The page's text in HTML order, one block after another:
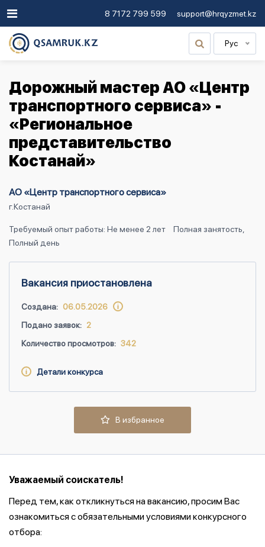
8 7172 799 599 support@hrqyzmet.kz
Рус
Дорожный мастер АО «Центр
транспортного сервиса» -
«Региональное
представительство
Костанай»
АО «Центр транспортного сервиса»
г.Костанай
Требуемый опыт работы: Не менее 2 лет
Полная занятость,
Полный день
Вакансия приостановлена
Создана: 06.05.2026
Подано заявок: 2
Количество просмотров: 342
Детали конкурса
В избранное
Уважаемый соискатель!
Перед тем, как откликнуться на вакансию, просим Вас
ознакомиться с обязательными условиями конкурсного
отбора: